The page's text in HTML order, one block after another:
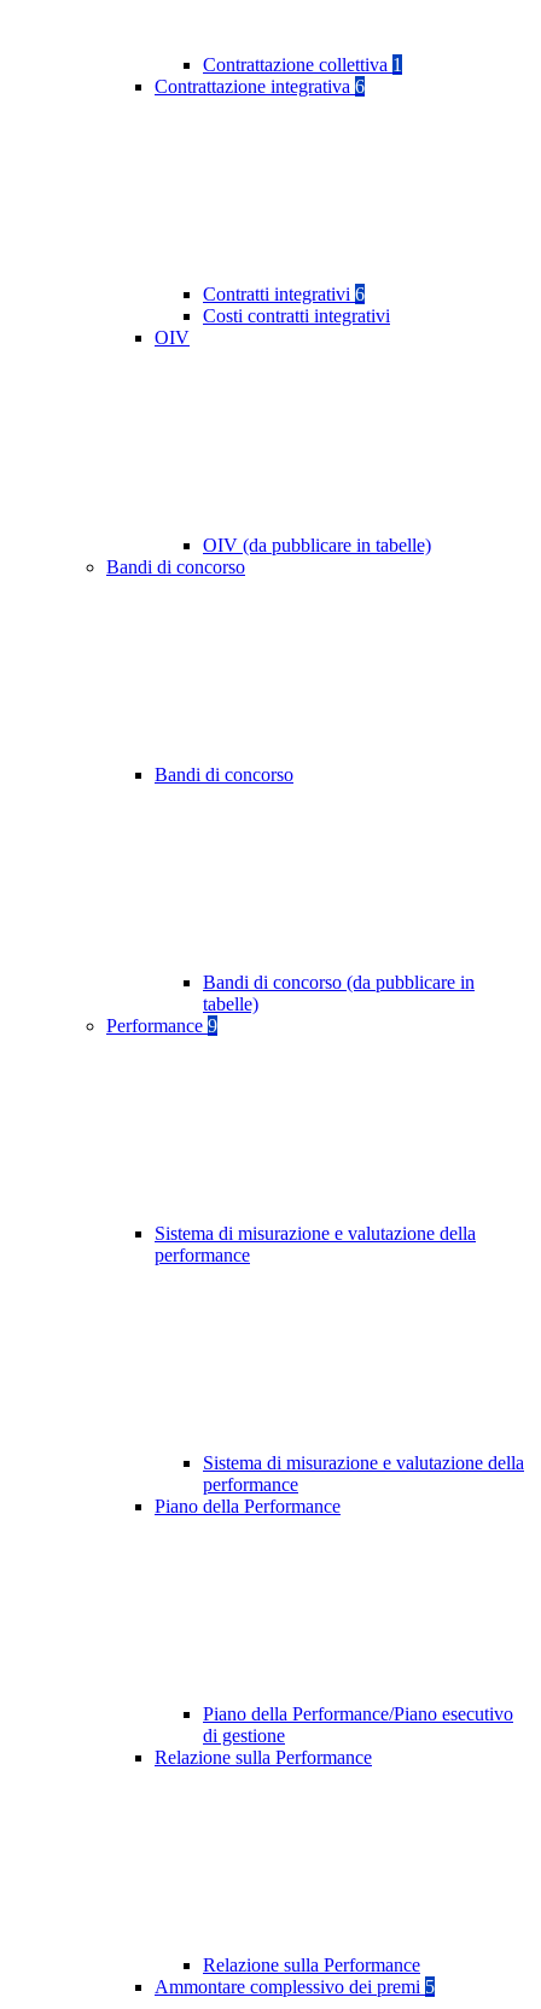
Contrattazione collettiva 1
Contrattazione integrativa 6
Contratti integrativi 6
Costi contratti integrativi
OIV
OIV (da pubblicare in tabelle)
Bandi di concorso
Bandi di concorso
Bandi di concorso (da pubblicare in
tabelle)
Performance 9
Sistema di misurazione e valutazione della
performance
Sistema di misurazione e valutazione della
performance
Piano della Performance
Piano della Performance/Piano esecutivo
di gestione
Relazione sulla Performance
Relazione sulla Performance
Ammontare complessivo dei premi 5